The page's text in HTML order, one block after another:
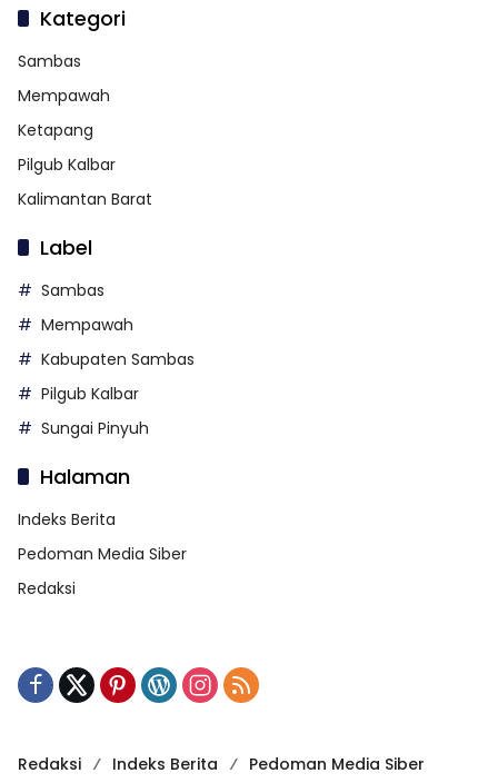
Kategori
Sambas
Mempawah
Ketapang
Pilgub Kalbar
Kalimantan Barat
Label
Sambas
Mempawah
Kabupaten Sambas
Pilgub Kalbar
Sungai Pinyuh
Halaman
Indeks Berita
Pedoman Media Siber
Redaksi
Redaksi Indeks Berita Pedoman Media Siber